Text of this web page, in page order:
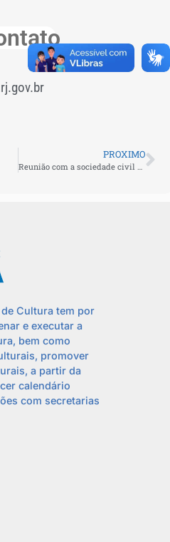
PROXIMO
Reunião com a sociedade civil – Lei Paulo Gustavo
Cultura tem por
e executar a
bem como
promover
a partir da
calendário
com secretarias